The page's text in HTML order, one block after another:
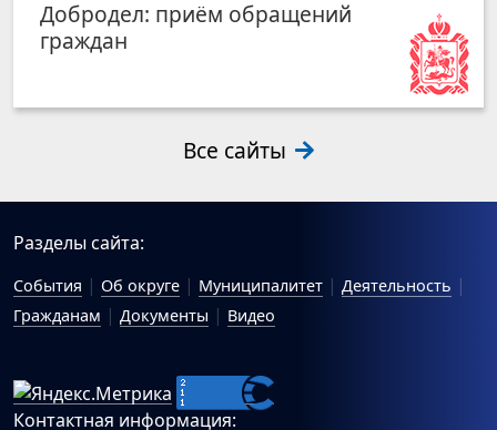
Добродел: приём обращений
граждан
Все сайты
Разделы сайта:
События Об округе Муниципалитет
Деятельность
Гражданам
Документы Видео
Контактная информация: